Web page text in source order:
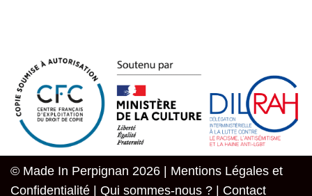
© Made In Perpignan 2026 | Mentions Légales et
Confidentialité
Qui sommes-nous ? Contact